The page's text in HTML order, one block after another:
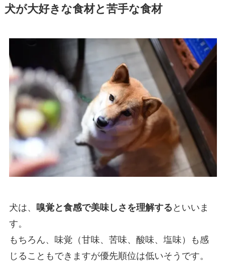
犬が大好きな食材と苦手な食材
犬は、 嗅覚と食感で美味しさを理解する といいま
す。
もちろん、味覚（甘味、苦味、酸味、塩味）も感
じることもできますが優先順位は低いそうです。